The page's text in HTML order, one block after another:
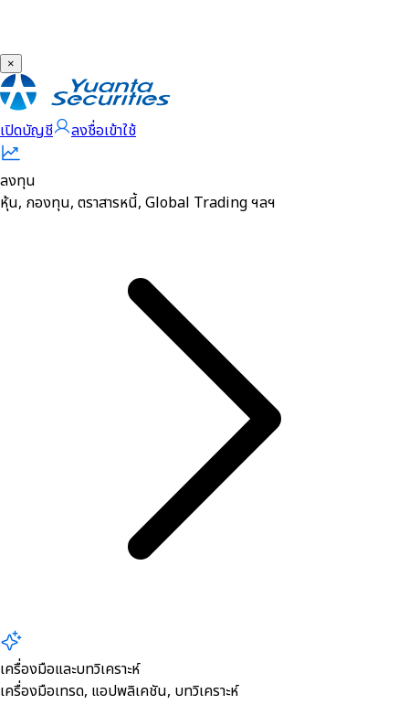
×
เปิดบัญชี ลงชื่อเข้าใช้
ลงทุน
หุ้น, กองทุน, ตราสารหนี้, Global Trading ฯลฯ
เครื่องมือและบทวิเคราะห์
เครื่องมือเทรด, ​แอปพลิเคชัน, บทวิเคราะห์